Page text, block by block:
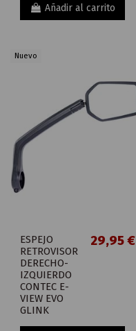
Añadir al carrito
Nuevo
ESPEJO
RETROVISOR
DERECHO-
IZQUIERDO
CONTEC E-
VIEW EVO
GLINK
29,95 €